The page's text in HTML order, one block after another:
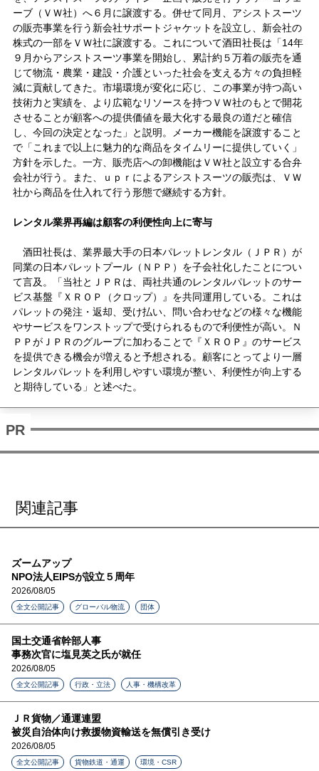
ーブ（ＶＷ社）へ６月に譲渡する。併せて同月、アシストスーツ
の販売事業を行う新会社サポートジャケットを設立し、新会社の
株式の一部をＶＷ社に譲渡する。これについて酒田社長は「14年
９月からアシストスーツ事業を開始し、累計約５万着の販売を通
じて物流・農業・建設・介護といった社会を支える方々の負担軽
減に貢献してきた。市場環境が変化に応じ、この事業が持つ高い
技術力と実績を、より広範なリソースを持つＶＷ社のもとで開花
させることが顧客への提供価値を最大化する最良の道だと確信
し、今回の決定となった」と説明。メーカー機能を譲渡すること
で「これまで以上に魅力的な商品をタイムリーに提供していく」
方針を示した。一方、販売店への卸機能はＶＷ社と設立する合弁
会社が行う。また、ｕｐｒによるアシストスーツの販売は、ＶＷ
社から商品を仕入れて行う形態で継続する方針。
レンタル業界再編は顧客の利便性向上に寄与
酒田社長は、業界最大手の日本パレットレンタル（ＪＰＲ）が
同業の日本パレットプール（ＮＰＰ）を子会社化したことについ
て言及。「当社とＪＰＲは、両社共通のレンタルパレットのサー
ビス基盤『ＸＲＯＰ（クロップ）』を共同運用している。これは
パレットの発注・返却、受け払い、問い合わせなどの様々な機能
やサービスをワンストップで受けられるもので利便性が高い。Ｎ
ＰＰがＪＰＲのグループに加わることで『ＸＲＯＰ』のサービス
を提供できる機会が増えると予想される。顧客にとってより一層
レンタルパレットを利用しやすい環境が整い、利便性が向上する
と期待している」と述べた。
関連記事
ズームアップ
NPO法人EIPSが設立５周年
2026/08/05
全文公開記事 グローバル物流 団体
国土交通省幹部人事
事務次官に塩見英之氏が就任
2026/08/05
全文公開記事 行政・立法 人事・機構改革
ＪＲ貨物／通運連盟
被災自治体向け救援物資輸送を無償引き受け
2026/08/05
全文公開記事 貨物鉄道・通運 環境・CSR